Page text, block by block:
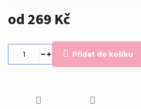
od 269 Kč
Přidat do košíku